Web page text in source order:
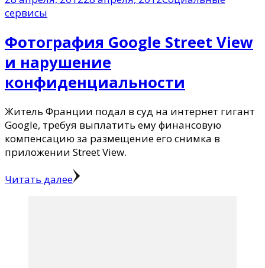
сервисы
Фотография Google Street View
и нарушение
конфиденциальности
Житель Франции подал в суд на интернет гигант
Google, требуя выплатить ему финансовую
компенсацию за размещение его снимка в
приложении Street View.
Читать далее